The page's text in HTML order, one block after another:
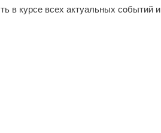
в курсе всех актуальных сοбытий и